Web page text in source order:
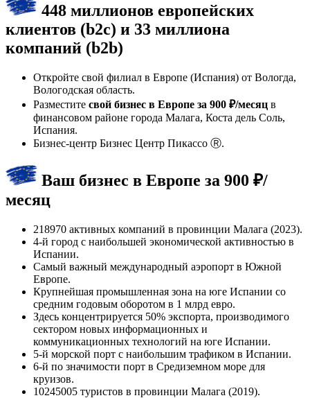
448 миллионов европейских
клиентов (b2c) и 33 миллиона
компаний (b2b)
Откройте свой филиал в Европе (Испания) от Вологда,
Вологодская область.
Разместите свой бизнес в Европе за 900 ₽/месяц в
финансовом районе города Малага, Коста дель Соль,
Испания.
Бизнес-центр Бизнес Центр Пикассо Ⓡ.
Ваш бизнес в Европе за 900 ₽/
месяц
218970 активных компаний в провинции Малага (2023).
4-й город с наибольшей экономической активностью в
Испании.
Самый важный международный аэропорт в Южной
Европе.
Крупнейшая промышленная зона на юге Испании со
средним годовым оборотом в 1 млрд евро.
Здесь концентрируется 50% экспорта, производимого
сектором новых информационных и
коммуникационных технологий на юге Испании.
5-й морской порт с наибольшим трафиком в Испании.
6-й по значимости порт в Средиземном море для
круизов.
10245005 туристов в провинции Малага (2019).